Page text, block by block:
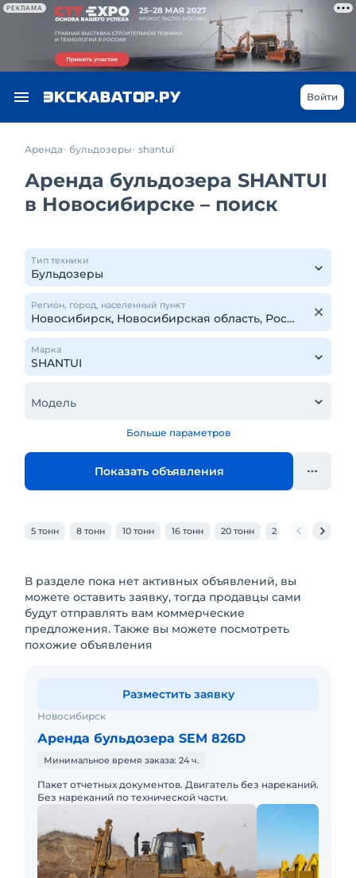
РЕКЛАМА
Войти
Аренда бульдозеры shantui
Аренда бульдозера SHANTUI
в Новосибирске – поиск
Тип техники
Регион, город, населенный пункт
Марка
Модель
Больше параметров
Показать объявления
5 тонн 8 тонн 10 тонн 16 тонн 20 тонн 24 тонн 25 тонн
В разделе пока нет активных объявлений, вы
можете оставить заявку, тогда продавцы сами
будут отправлять вам коммерческие
предложения. Также вы можете посмотреть
похожие объявления
Новосибирск
Аренда бульдозера SEM 826D
Минимальное время заказа: 24 ч.
Пакет отчетных документов. Двигатель без нареканий.
Без нареканий по технической части.
Разместить заявку